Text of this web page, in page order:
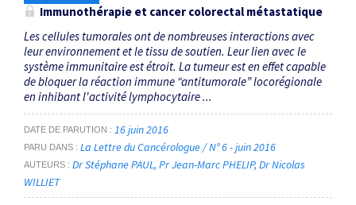
Immunothérapie et cancer colorectal métastatique
Les cellules tumorales ont de nombreuses interactions avec
leur environnement et le tissu de soutien. Leur lien avec le
système immunitaire est étroit. La tumeur est en effet capable
de bloquer la réaction immune “antitumorale” locorégionale
en inhibant l'activité lymphocytaire ...
DATE DE PARUTION 16 juin 2016
PARU DANS La Lettre du Cancérologue / N° 6 - juin 2016
AUTEURS Dr Stéphane PAUL Pr Jean-Marc PHELIP Dr Nicolas
WILLIET